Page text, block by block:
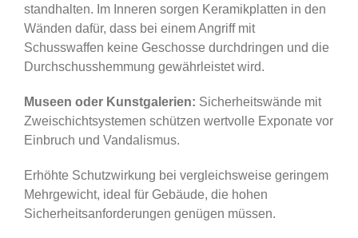
standhalten. Im Inneren sorgen Keramikplatten in den
Wänden dafür, dass bei einem Angriff mit
Schusswaffen keine Geschosse durchdringen und die
Durchschusshemmung gewährleistet wird.
Museen oder Kunstgalerien: Sicherheitswände mit
Zweischichtsystemen schützen wertvolle Exponate vor
Einbruch und Vandalismus.
Erhöhte Schutzwirkung bei vergleichsweise geringem
Mehrgewicht, ideal für Gebäude, die hohen
Sicherheitsanforderungen genügen müssen.